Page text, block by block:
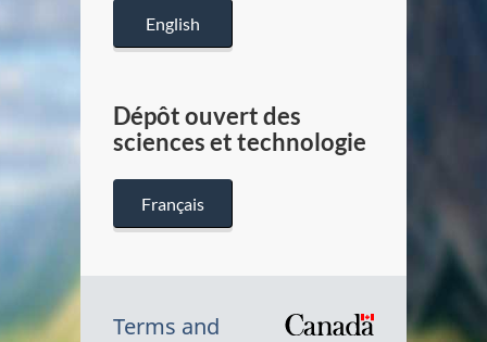
English
Dépôt ouvert des
sciences et technologie
Français
Terms and